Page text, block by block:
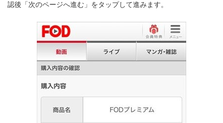
認後「次のページへ進む」をタップして進みます。